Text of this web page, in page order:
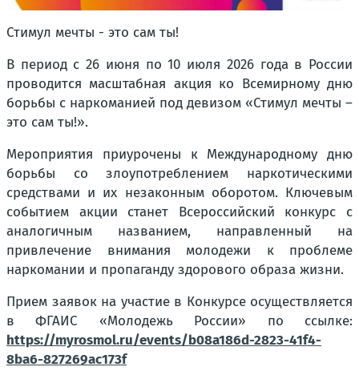
Стимул мечты - это сам ты!
В период с 26 июня по 10 июля 2026 года в России
проводится масштабная акция ко Всемирному дню
борьбы с наркоманией под девизом «Стимул мечты –
это сам ты!».
Мероприятия приурочены к Международному дню
борьбы со злоупотреблением наркотическими
средствами и их незаконным оборотом. Ключевым
событием акции станет Всероссийский конкурс с
аналогичным названием, направленный на
привлечение внимания молодежи к проблеме
наркомании и пропаганду здорового образа жизни.
Прием заявок на участие в Конкурсе осуществляется
в ФГАИС «Молодежь России» по ссылке:
https://myrosmol.ru/events/b08a186d-2823-41f4-
8ba6-827269ac173f